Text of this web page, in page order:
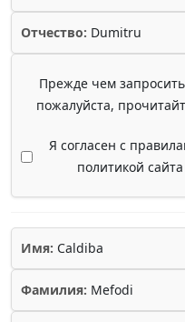
Отчество: Dumitru
Прежде чем
пожалуйста,
Я согласен с
политикой сайта
Имя: Caldiba
Фамилия: Mefodi